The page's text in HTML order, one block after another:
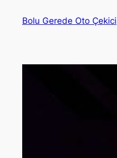
Bolu Gerede Oto Çekici